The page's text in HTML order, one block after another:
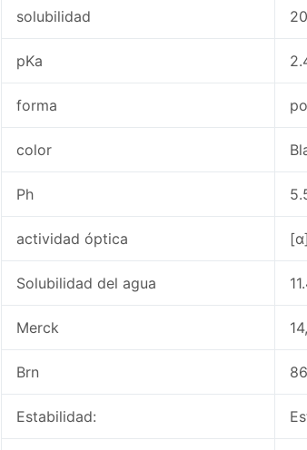
solubilidad
pKa
forma
color
Ph
actividad óptica
Solubilidad del agua
Merck
Brn
Estabilidad: